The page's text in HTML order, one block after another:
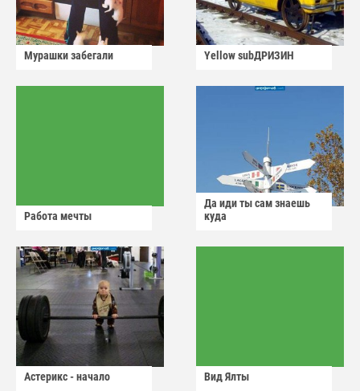
Мурашки забегали Yellow subДРИЗИН
Работа мечты
Да иди ты сам знаешь
куда
Астерикс - начало Вид Ялты